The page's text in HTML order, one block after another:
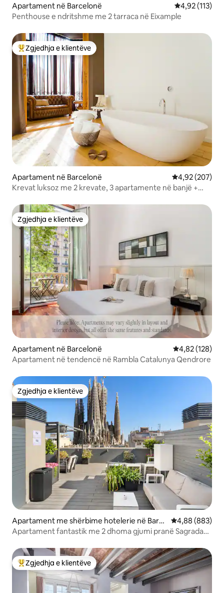
Apartament në Barcelonë Vlerësimi
4,92 (113)
Penthouse e ndritshme me 2 tarraca në Eixample
Më të mirat e zgjedhjeve të klientëve
Zgjedhja e klientëve
Apartament në Barcelonë Vlerësimi
4,92 (207)
Krevat luksoz me 2 krevate, 3 apartamente në banjë +
Zgjedhja e klientëve
Zgjedhja e klientëve
Apartament në Barcelonë Vlerësimi
4,82 (128)
Apartament në tendencë në Rambla Catalunya Qendrore
Zgjedhja e klientëve
Zgjedhja e klientëve
Apartament me shërbime hotelerie në Barc
elonë
Vlerësimi
4,88 (883)
Apartament fantastik me 2 dhoma gjumi pranë Sagrada
Më të mirat e zgjedhjeve të klientëve
Zgjedhja e klientëve